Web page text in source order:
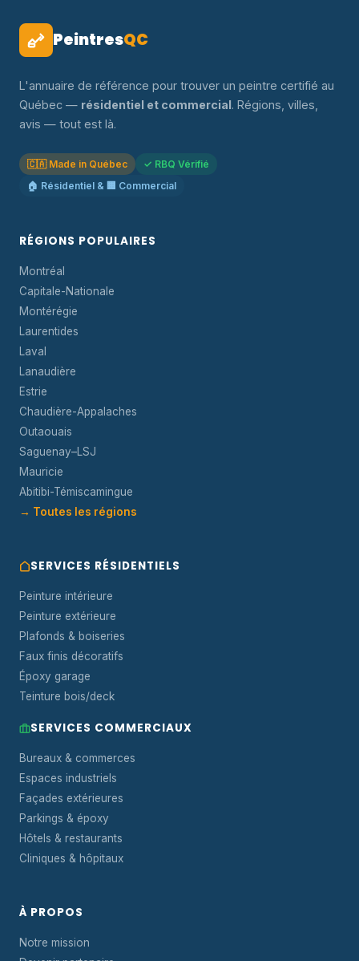
PeintresQC
L'annuaire de référence pour trouver un peintre certifié au
Québec — résidentiel et commercial. Régions, villes,
avis — tout est là.
🇨🇦 Made in Québec
✓ RBQ Vérifié
🏠 Résidentiel & 🏢 Commercial
RÉGIONS POPULAIRES
Montréal
Capitale-Nationale
Montérégie
Laurentides
Laval
Lanaudière
Estrie
Chaudière-Appalaches
Outaouais
Saguenay–LSJ
Mauricie
Abitibi-Témiscamingue
→ Toutes les régions
SERVICES RÉSIDENTIELS
Peinture intérieure
Peinture extérieure
Plafonds & boiseries
Faux finis décoratifs
Époxy garage
Teinture bois/deck
SERVICES COMMERCIAUX
Bureaux & commerces
Espaces industriels
Façades extérieures
Parkings & époxy
Hôtels & restaurants
Cliniques & hôpitaux
À PROPOS
Notre mission